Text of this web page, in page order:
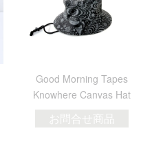
Good Morning Tapes
Knowhere Canvas Hat
お問合せ商品